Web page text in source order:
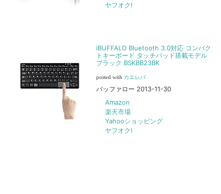
ヤフオク!
iBUFFALO Bluetooth 3.0対応 コンパク
トキーボード タッチパッド搭載モデル
ブラック BSKBB23BK
posted with カエレバ
バッファロー 2013-11-30
Amazon
楽天市場
Yahooショッピング
ヤフオク!